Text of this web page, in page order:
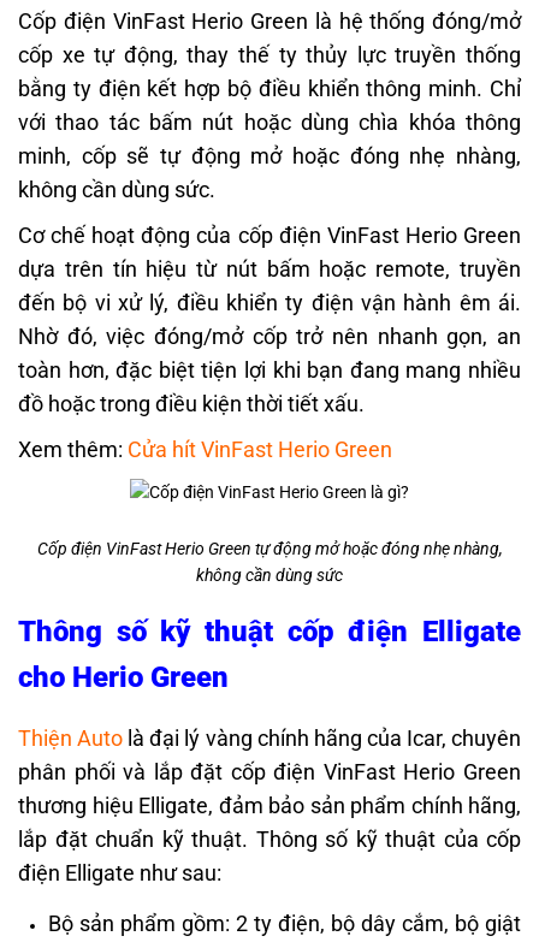
Cốp điện VinFast Herio Green là hệ thống đóng/mở
cốp xe tự động, thay thế ty thủy lực truyền thống
bằng ty điện kết hợp bộ điều khiển thông minh. Chỉ
với thao tác bấm nút hoặc dùng chìa khóa thông
minh, cốp sẽ tự động mở hoặc đóng nhẹ nhàng,
không cần dùng sức.
Cơ chế hoạt động của cốp điện VinFast Herio Green
dựa trên tín hiệu từ nút bấm hoặc remote, truyền
đến bộ vi xử lý, điều khiển ty điện vận hành êm ái.
Nhờ đó, việc đóng/mở cốp trở nên nhanh gọn, an
toàn hơn, đặc biệt tiện lợi khi bạn đang mang nhiều
đồ hoặc trong điều kiện thời tiết xấu.
Xem thêm: Cửa hít VinFast Herio Green
Cốp điện VinFast Herio Green tự động mở hoặc đóng nhẹ nhàng,
không cần dùng sức
Thông số kỹ thuật cốp điện Elligate
cho Herio Green
Thiện Auto là đại lý vàng chính hãng của Icar, chuyên
phân phối và lắp đặt cốp điện VinFast Herio Green
thương hiệu Elligate, đảm bảo sản phẩm chính hãng,
lắp đặt chuẩn kỹ thuật. Thông số kỹ thuật của cốp
điện Elligate như sau:
Bộ sản phẩm gồm: 2 ty điện, bộ dây cắm, bộ giật